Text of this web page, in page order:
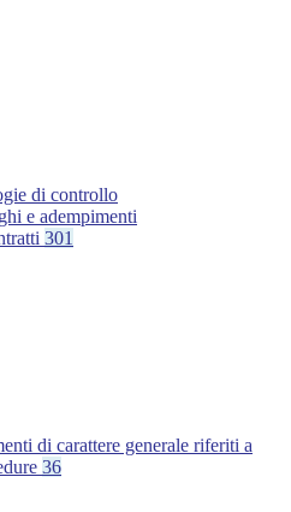
di controllo
e adempimenti
301
di carattere generale riferiti a
36